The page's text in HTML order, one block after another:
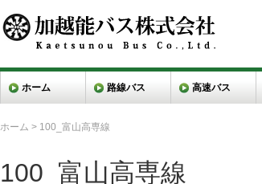
ホーム 路線バス 高速バス
ホーム > 100_富山高専線
100_富山高専線